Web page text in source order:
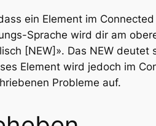
ein Element im
Sprache wird dir am
[NEW]». Das NEW
Element wird jedoch im
Probleme auf.